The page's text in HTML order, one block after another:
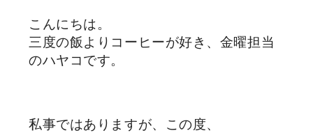
こんにちは。
三度の飯よりコーヒーが好き、金曜担当
のハヤコです。
私事ではありますが、この度、